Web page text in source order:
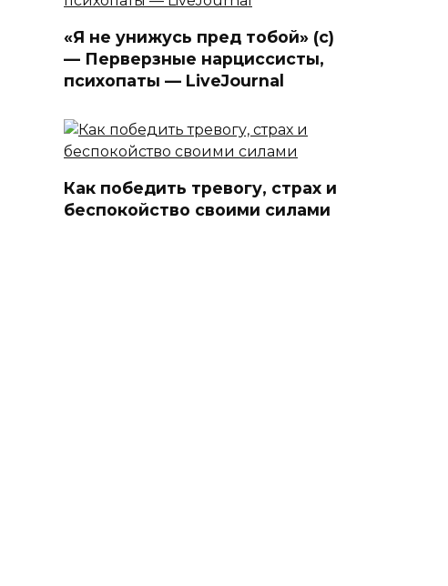
«Я не унижусь пред тобой» (с)
— Перверзные нарциссисты,
психопаты — LiveJournal
Как победить тревогу, страх и
беспокойство своими силами